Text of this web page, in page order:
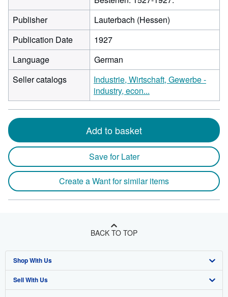
Publisher
Lauterbach (Hessen)
Publication Date
1927
Language
German
Seller catalogs
Industrie, Wirtschaft, Gewerbe -
industry, econ...
Add to basket
Save for Later
Create a Want for similar items
BACK TO TOP
Shop With Us
Advanced Search
Sell With Us